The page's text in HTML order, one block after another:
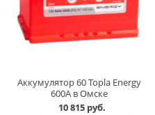
Аккумулятор 60 Topla Energy
600А в Омске
10 815 руб.